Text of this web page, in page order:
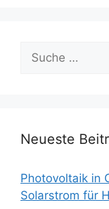
nach:
Neueste
Photovoltaik in
Solarstrom für